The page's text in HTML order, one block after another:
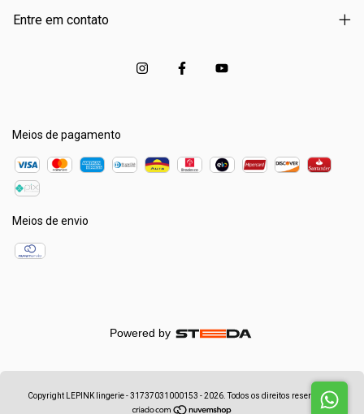
Entre em contato
Meios de pagamento
Meios de envio
Powered by
Copyright LEPINK lingerie - 31737031000153 - 2026. Todos os direitos reservados.